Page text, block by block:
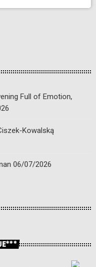
Full of Emotion,
Kowalską
06/07/2026